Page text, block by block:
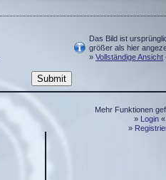
Das Bild ist
größer als hier
» Vollständige Ansicht
Mehr Funktionen
» Login
»